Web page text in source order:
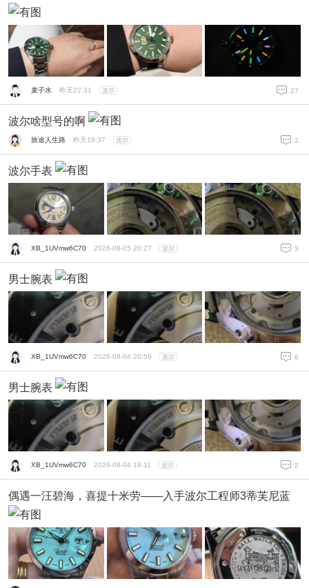
麦子水 昨天22:31 波尔 27
波尔啥型号的啊
旅途人生路 昨天18:37 波尔 2
波尔手表
XB_1UVmw6C70 2026-08-05 20:27 波尔 3
男士腕表
XB_1UVmw6C70 2026-08-04 20:59 波尔 6
男士腕表
XB_1UVmw6C70 2026-08-04 19:11 波尔 2
偶遇一汪碧海，喜提十米劳——入手波尔工程师3蒂芙尼蓝